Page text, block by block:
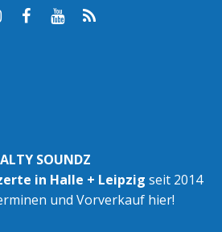
SOUNDZ
in Halle + Leipzig seit 2014
und Vorverkauf hier!